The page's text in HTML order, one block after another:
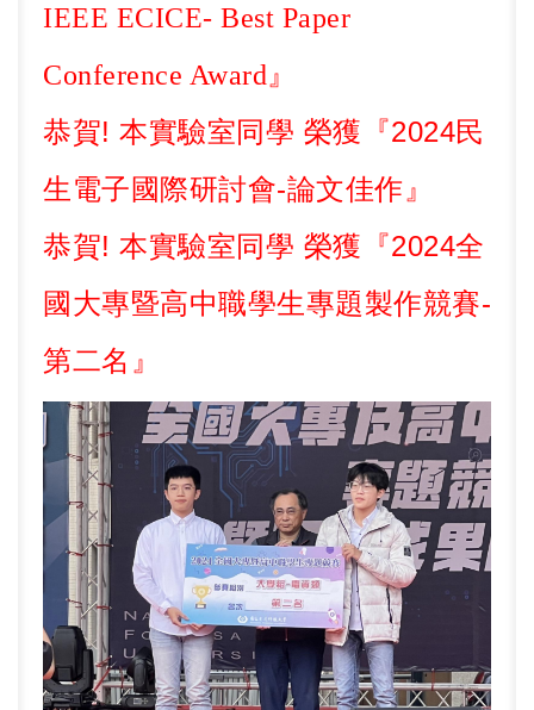
IEEE ECICE- Best Paper
Conference Award 』
恭賀! 本實驗室同學 榮獲『2024民
生電子國際研討會-論文佳作』
恭賀! 本實驗室同學 榮獲『2024全
國大專暨高中職學生專題製作競賽-
第二名』